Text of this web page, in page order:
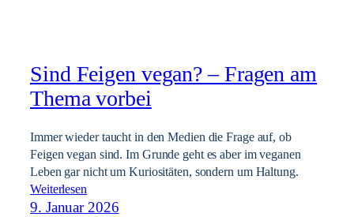
Sind Feigen vegan? – Fragen am
Thema vorbei
Immer wieder taucht in den Medien die Frage auf, ob
Feigen vegan sind. Im Grunde geht es aber im veganen
Leben gar nicht um Kuriositäten, sondern um Haltung.
Weiterlesen
9. Januar 2026